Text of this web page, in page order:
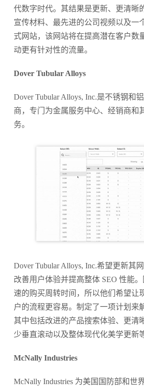
代数字时代。其结果是更新、更清晰
宣传材料、最先进的公司视频以及一
式网站，该网站将在提高潜在客户数
动更有针对性的流量。
Dover Tubular Alloys
Dover Tubular Alloys, Inc.是不锈钢和
商，专门为金属服务中心、经销商和
务。
Dover Tubular Alloys, Inc.希望更新其
改善用户体验并提高整体 SEO 性能
速的购买周转时间，所以他们希望让
户的流程更容易。制定了一项计划来
其中包括改进的产品搜索体验、更清
少垂直滚动以及整体现代化美学更新
McNally Industries
McNally Industries 为美国国防部和世